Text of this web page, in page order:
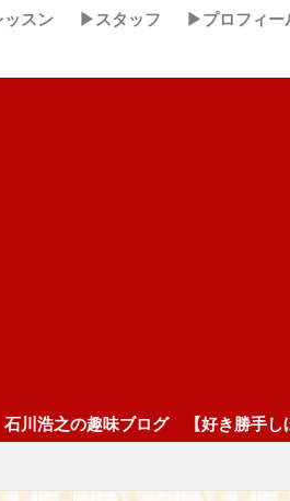
スン ▶スタッフ
▶プロフィー
ログ 【好き勝手しほーだい！】 こ